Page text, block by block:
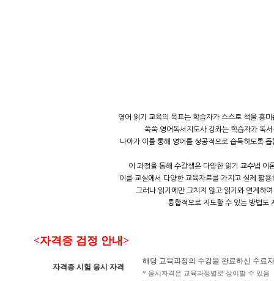
영어 읽기 교육의 목표는 학습자가 스스로 책을 흥
쑥쑥 영어독서지도사 강좌는 학습자가 독
나아가 이를 통해 영어를 성공적으로 습득하도록
이 과정을 통해 수강생은 다양한 읽기 교수법 이
이를 교실에서 다양한 교육자료를 가지고 실제 활
그러나 읽기에만 그치지 않고 읽기와 연계하
통합적으로 지도할 수 있는 방법도
<자격증 검정 안내>
자격증 시험 응시 자격
해당 교육과정의 수강을 완료하신 수료
* 응시자격은 교육과정별로 상이할 수 있음